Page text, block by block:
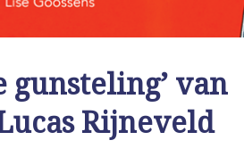
gunsteling’ van
Rijneveld